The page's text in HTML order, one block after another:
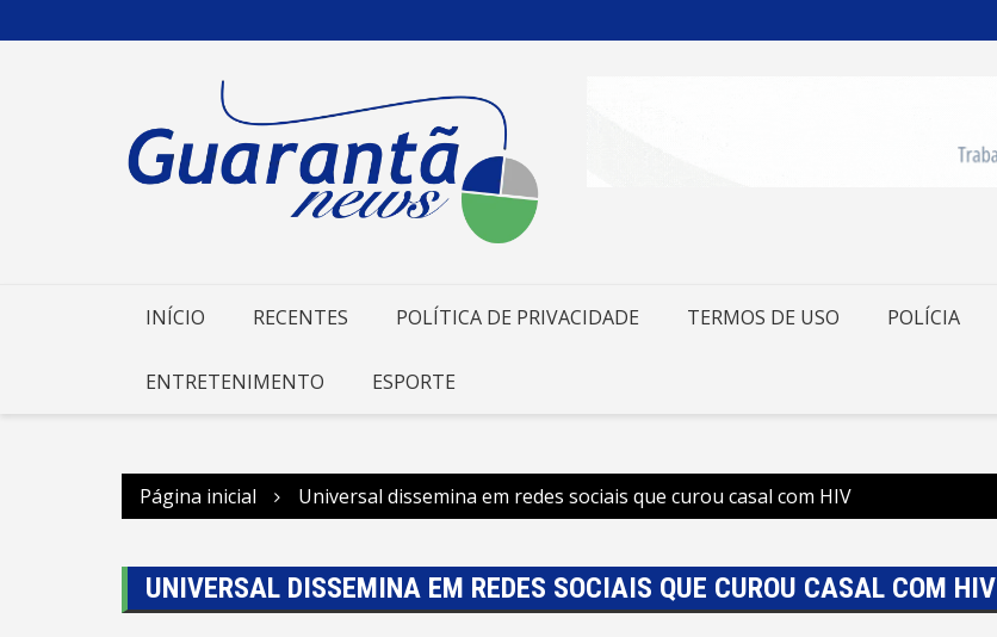
para
INÍCIO RECENTES POLÍTICA DE PRIVACIDADE TERMOS DE USO POLÍCIA
ENTRETENIMENTO ESPORTE
Página inicial Universal dissemina em redes sociais que curou casal com HIV
UNIVERSAL DISSEMINA EM REDES SOCIAIS QUE CUROU CASAL COM HIV